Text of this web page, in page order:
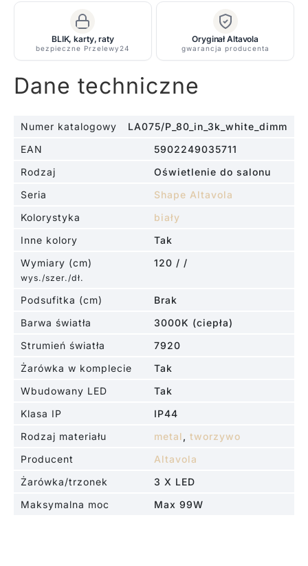
światła
BLIK, karty, raty
bezpieczne Przelewy24
Oryginał Altavola
gwarancja producenta
Dane techniczne
Numer katalogowy
LA075/P_80_in_3k_white_dimm
EAN
5902249035711
Rodzaj
Oświetlenie do salonu
Seria
Shape Altavola
Kolorystyka
biały
Inne kolory
Tak
Wymiary (cm)
wys./szer./dł.
120 / /
Podsufitka (cm)
Brak
Barwa światła
3000K (ciepła)
Strumień światła
7920
Żarówka w komplecie
Tak
Wbudowany LED
Tak
Klasa IP
IP44
Rodzaj materiału
metal , tworzywo
Producent
Altavola
Żarówka/trzonek
3 X LED
Maksymalna moc
Max 99W